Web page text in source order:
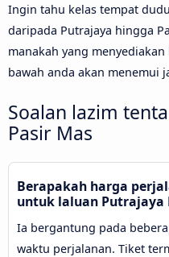
Ingin tahu kelas tempat
daripada Putrajaya hingga
manakah yang
bawah anda akan menemui
Soalan lazim
Pasir Mas
Berapakah harga
untuk laluan Putrajaya
Ia bergantung pada
waktu perjalanan. Tiket